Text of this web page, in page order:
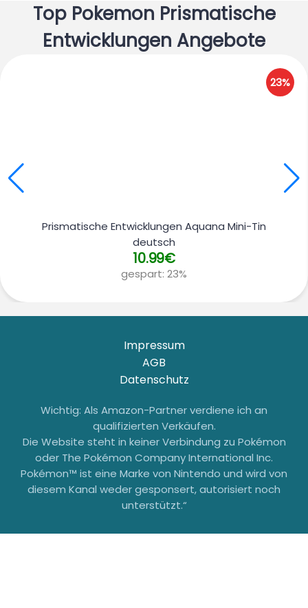
Top Pokemon Prismatische
Entwicklungen Angebote
23%
Prismatische Entwicklungen Aquana Mini-Tin
deutsch
10.99€
gespart: 23%
Impressum
AGB
Datenschutz
Wichtig: Als Amazon-Partner verdiene ich an
qualifizierten Verkäufen.
Die Website steht in keiner Verbindung zu Pokémon
oder The Pokémon Company International Inc.
Pokémon™ ist eine Marke von Nintendo und wird von
diesem Kanal weder gesponsert, autorisiert noch
unterstützt.“